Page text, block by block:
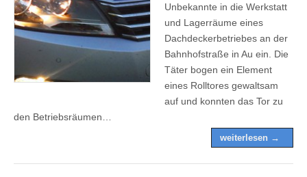
Unbekannte in die Werkstatt
und Lagerräume eines
Dachdeckerbetriebes an der
Bahnhofstraße in Au ein. Die
Täter bogen ein Element
eines Rolltores gewaltsam
auf und konnten das Tor zu
den Betriebsräumen…
weiterlesen →